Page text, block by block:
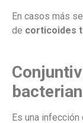
En casos más
de corticoides
Es una